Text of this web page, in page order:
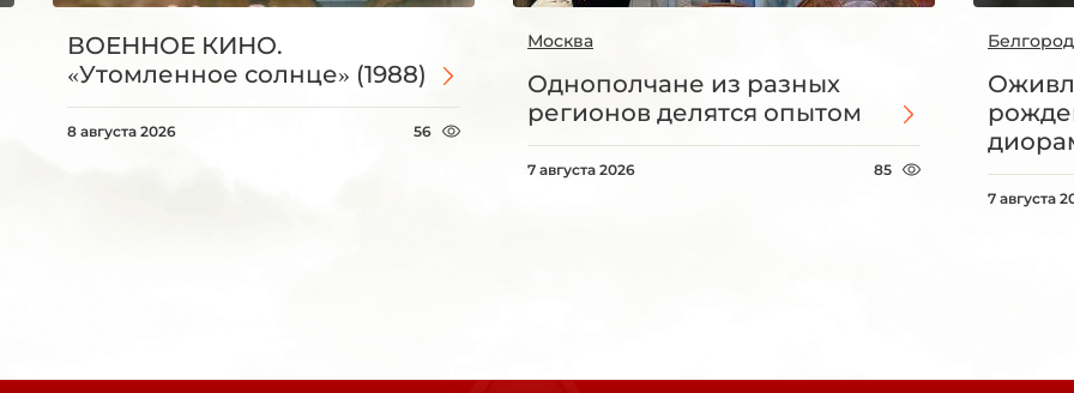
ВОЕННОЕ КИНО.
«Утомленное солнце» (1988)
8 августа 2026 56
Москва
Однополчане из разных
регионов делятся опытом
7 августа 2026 85
7 августа